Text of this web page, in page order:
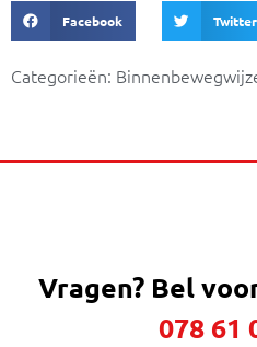
Facebook Twitter
Categorieën:
Vragen? Bel
078 61